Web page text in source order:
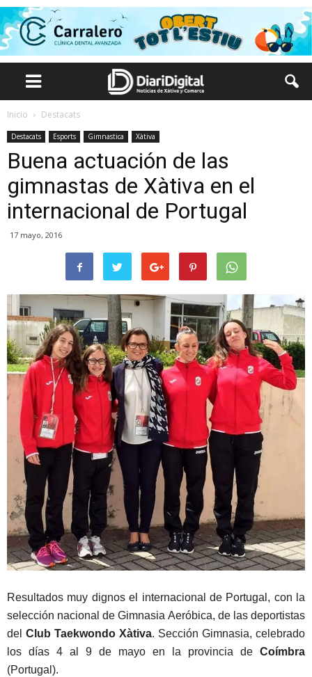
Inicio Destacats
Destacats Esports Gimnastica Xàtiva
Buena actuación de las
gimnastas de Xàtiva en el
internacional de Portugal
17 mayo, 2016
Resultados muy dignos el internacional de Portugal, con la
selección nacional de Gimnasia Aeróbica, de las deportistas
del Club Taekwondo Xàtiva. Sección Gimnasia, celebrado
los días 4 al 9 de mayo en la provincia de Coímbra
(Portugal).